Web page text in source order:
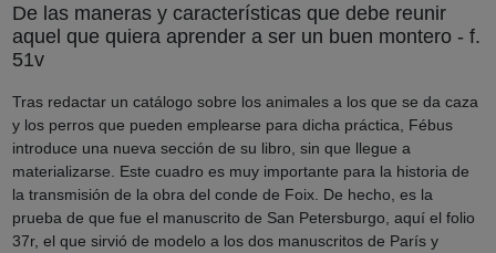
De las maneras y características que debe reunir
aquel que quiera aprender a ser un buen montero - f.
51v
Tras redactar un catálogo sobre los animales a los que se da caza
y los perros que pueden emplearse para dicha práctica, Fébus
introduce una nueva sección de su libro, sin que llegue a
materializarse. Este cuadro es muy importante para la historia de
la transmisión de la obra del conde de Foix. De hecho, es la
prueba de que fue el manuscrito de San Petersburgo, aquí el folio
37r, el que sirvió de modelo a los dos manuscritos de París y